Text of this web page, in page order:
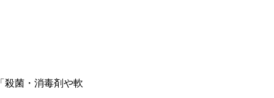
殺菌・消毒剤や軟